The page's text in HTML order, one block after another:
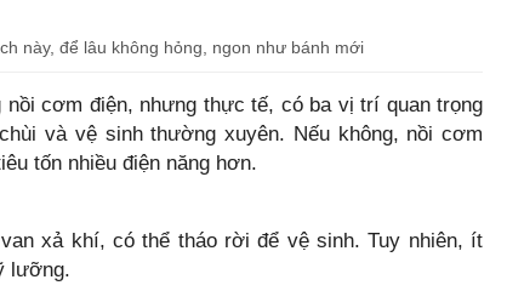
này, để lâu không hỏng, ngon như bánh mới
cơm điện, nhưng thực tế, có ba vị trí quan trọng
và vệ sinh thường xuyên. Nếu không, nồi cơm
tốn nhiều điện năng hơn.
xả khí, có thể tháo rời để vệ sinh. Tuy nhiên, ít
lưỡng.